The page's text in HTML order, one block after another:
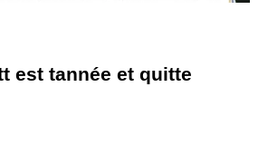
est tannée et quitte